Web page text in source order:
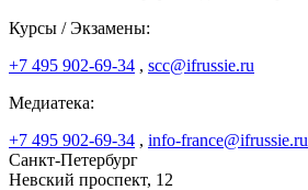
Курсы / Экзамены:
+7 495 902-69-34 , scc@ifrussie.ru
Медиатека:
+7 495 902-69-34 , info-france@ifrussie.ru
Санкт-Петербург
Невский проспект, 12